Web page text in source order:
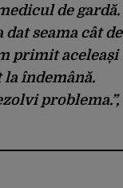
de gardă.
seama cât de
primit aceleași
îndemână.
problema.”,